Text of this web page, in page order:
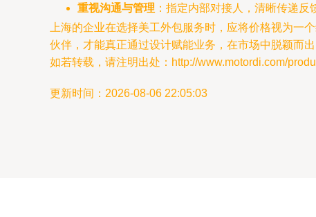
重视沟通与管理 ：指定内部对接人，清晰传递反
上海的企业在选择美工外包服务时，应将价格视为
伙伴，才能真正通过设计赋能业务，在市场中脱颖而出
如若转载，请注明出处：http://www.motordi.com/
更新时间：2026-08-06 22:05:03